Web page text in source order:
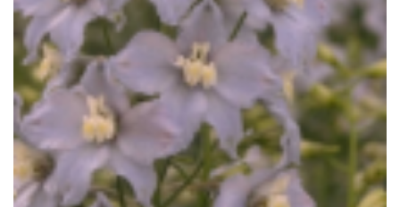
Ridderspoor
Delphinium 'Gletscherwasser'